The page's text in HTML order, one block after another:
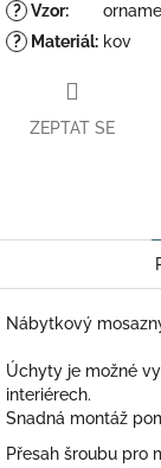
? Vzor:
?
Materiál: kov
ZEPTAT SE
Nábytkový
Úchyty je možné
interiérech.
Snadná montáž
Přesah šroubu pro